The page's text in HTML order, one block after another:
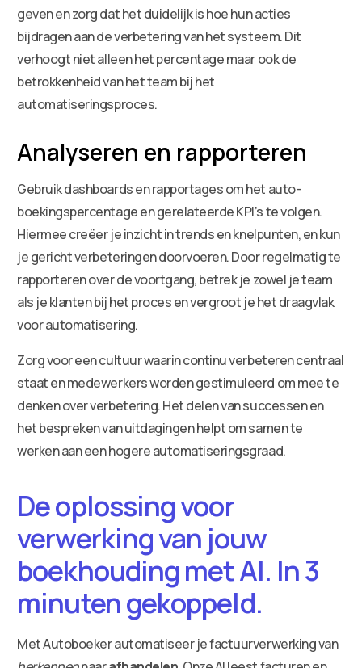
geven en zorg dat het duidelijk is hoe hun acties
bijdragen aan de verbetering van het systeem. Dit
verhoogt niet alleen het percentage maar ook de
betrokkenheid van het team bij het
automatiseringsproces.
Analyseren en rapporteren
Gebruik dashboards en rapportages om het auto-
boekingspercentage en gerelateerde KPI’s te volgen.
Hiermee creëer je inzicht in trends en knelpunten, en kun
je gericht verbeteringen doorvoeren. Door regelmatig te
rapporteren over de voortgang, betrek je zowel je team
als je klanten bij het proces en vergroot je het draagvlak
voor automatisering.
Zorg voor een cultuur waarin continu verbeteren centraal
staat en medewerkers worden gestimuleerd om mee te
denken over verbetering. Het delen van successen en
het bespreken van uitdagingen helpt om samen te
werken aan een hogere automatiseringsgraad.
De oplossing voor
verwerking van jouw
boekhouding met AI. In 3
minuten gekoppeld.
Met Autoboeker automatiseer je factuurverwerking van